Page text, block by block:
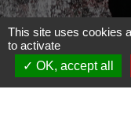
Politique de
Plan du site -
This site uses cookies
to activate
OK, accept all